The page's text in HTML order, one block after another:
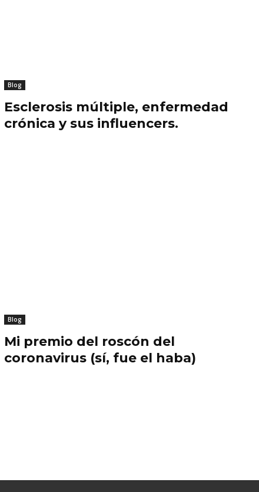
Blog
Esclerosis múltiple, enfermedad
crónica y sus influencers.
Blog
Mi premio del roscón del
coronavirus (sí, fue el haba)